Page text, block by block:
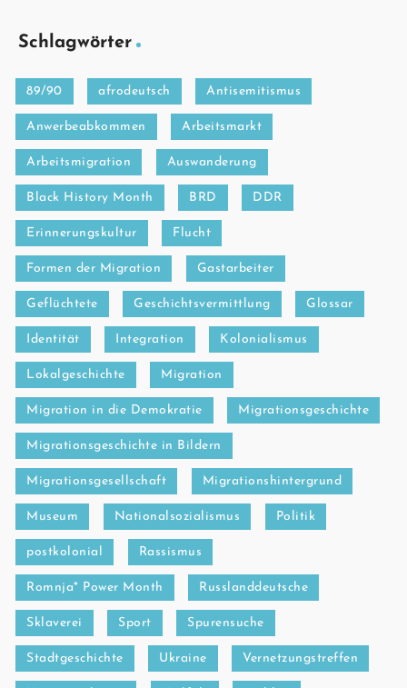
Schlagwörter
89/90 afrodeutsch Antisemitismus
Anwerbeabkommen Arbeitsmarkt
Arbeitsmigration Auswanderung
Black History Month BRD DDR
Erinnerungskultur Flucht
Formen der Migration Gastarbeiter
Geflüchtete Geschichtsvermittlung Glossar
Identität Integration Kolonialismus
Lokalgeschichte Migration
Migration in die Demokratie Migrationsgeschichte
Migrationsgeschichte in Bildern
Migrationsgesellschaft Migrationshintergrund
Museum Nationalsozialismus Politik
postkolonial Rassismus
Romnja* Power Month Russlanddeutsche
Sklaverei Sport Spurensuche
Stadtgeschichte Ukraine Vernetzungstreffen